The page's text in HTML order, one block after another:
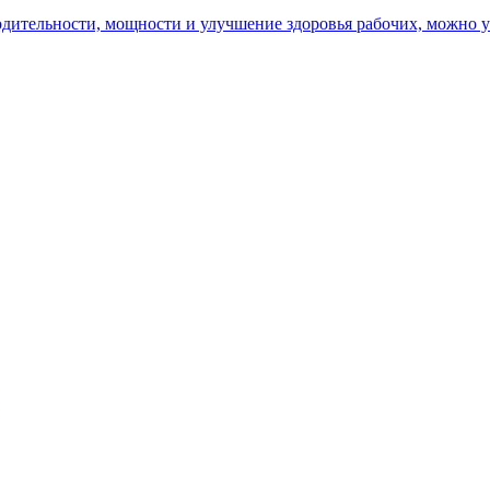
мощности и улучшение здоровья рабочих, можно